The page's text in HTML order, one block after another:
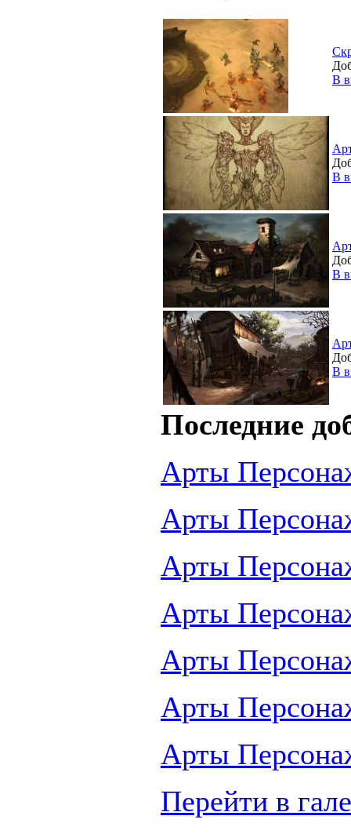
В
В
В
В
Последние
Арты
Арты
Арты
Арты
Арты
Арты
Арты
Перейти в